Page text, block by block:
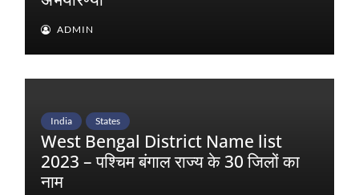
ADMIN
India States
West Bengal District Name list
2023 – पश्चिम बंगाल राज्य के 30 जिलों का
नाम